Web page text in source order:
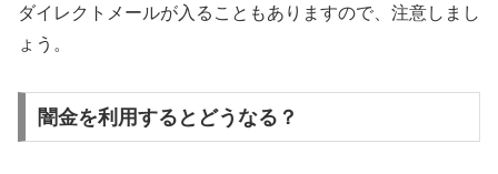
ダイレクトメールが入ることもありますので、注意しまし
ょう。
闇金を利用するとどうなる？